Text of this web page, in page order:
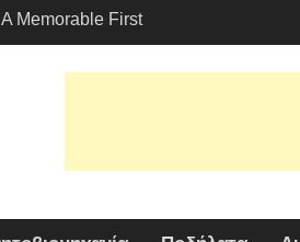
Memorable First
A Ενοικίαση
Λος Άντζελες?
Μεταφοράς
τη Γοητεία: Γιατί το